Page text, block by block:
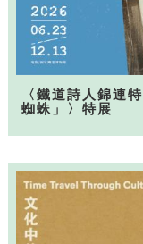
〈鐵道詩人錦連
蜘蛛」〉特展